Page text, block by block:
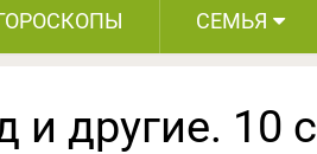
СЕМЬЯ
и другие. 10